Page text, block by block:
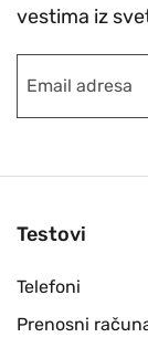
vestima iz
Testovi
Telefoni
Prenosni